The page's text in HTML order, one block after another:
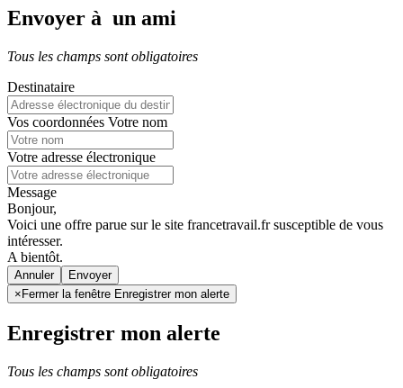
Envoyer à un ami
Tous les champs sont obligatoires
Destinataire
Vos coordonnées Votre nom
Votre adresse électronique
Message
Bonjour,
Voici une offre parue sur le site francetravail.fr susceptible de vous
intéresser.
A bientôt.
Annuler
× Fermer la fenêtre Enregistrer mon alerte
Enregistrer mon alerte
Tous les champs sont obligatoires